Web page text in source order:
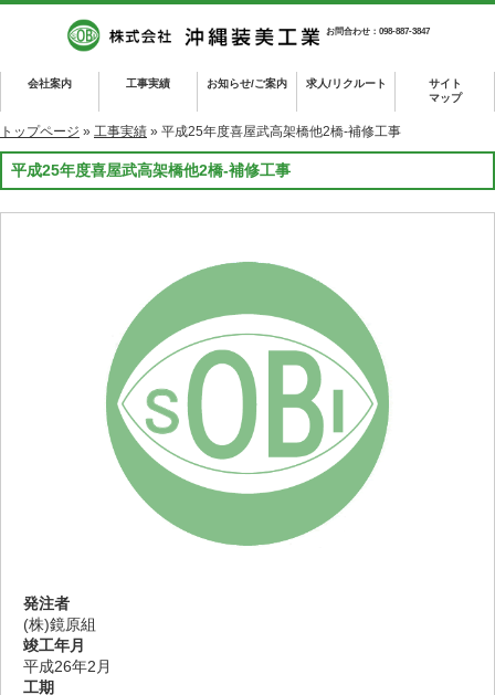
お問合わせ：098-887-3847
会社案内 工事実績 お知らせ/ご案内 求人/リクルート
サイト
マップ
トップページ » 工事実績 » 平成25年度喜屋武高架橋他2橋-補修工事
平成25年度喜屋武高架橋他2橋-補修工事
発注者
(株)鏡原組
竣工年月
平成26年2月
工期